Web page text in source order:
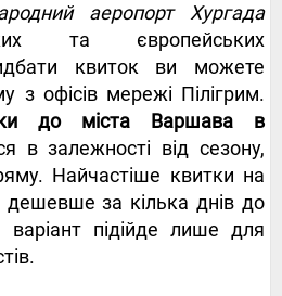
аеропорт Хургада
та європейських
квиток ви можете
з офісів мережі Пілігрим.
до міста Варшава в
в залежності від сезону,
Найчастіше квитки на
дешевше за кілька днів до
підійде лише для